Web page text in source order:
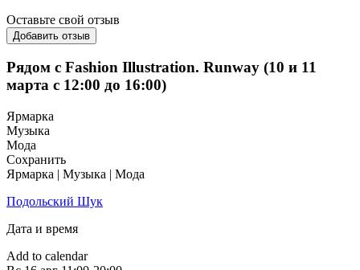
Оставьте свой отзыв
Добавить отзыв
Рядом с Fashion Illustration. Runway (10 и 11
марта с 12:00 до 16:00)
Ярмарка
Музыка
Мода
Сохранить
Ярмарка | Музыка | Мода
Подольский Шук
Дата и время
Add to calendar